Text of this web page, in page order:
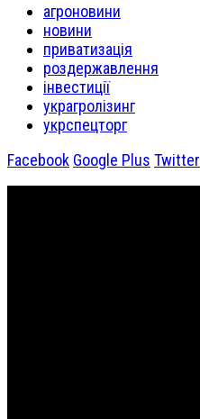
агроновини
новини
приватизація
роздержавлення
інвестиції
украгролізинг
укрспецторг
Facebook Google Plus Twitter